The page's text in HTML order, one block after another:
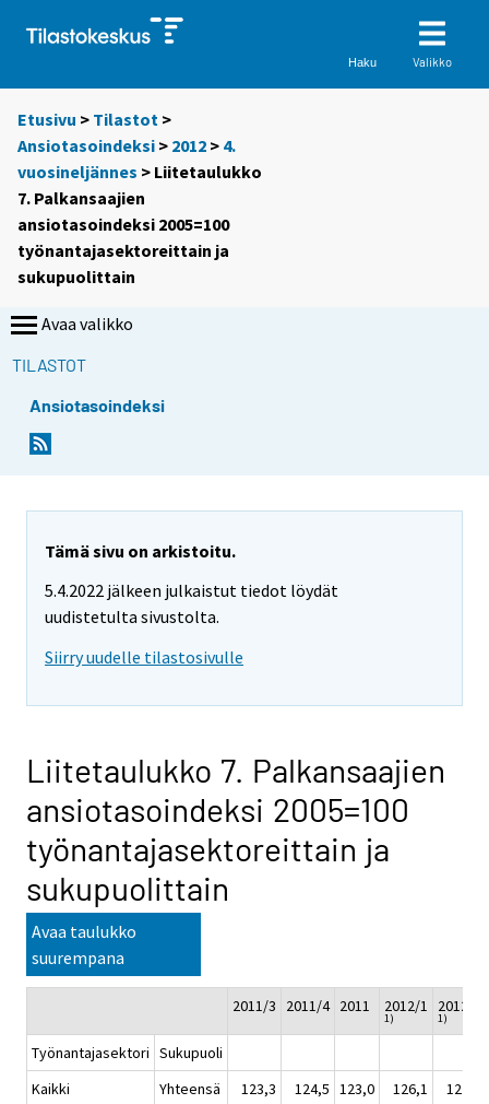
Haku Valikko
Etusivu > Tilastot >
Ansiotasoindeksi > 2012 > 4.
vuosineljännes > Liitetaulukko
7. Palkansaajien
ansiotasoindeksi 2005=100
työnantajasektoreittain ja
sukupuolittain
Avaa valikko
TILASTOT
Ansiotasoindeksi
Tämä sivu on arkistoitu.
5.4.2022 jälkeen julkaistut tiedot löydät
uudistetulta sivustolta.
Siirry uudelle tilastosivulle
Liitetaulukko 7. Palkansaajien
ansiotasoindeksi 2005=100
työnantajasektoreittain ja
sukupuolittain
Avaa taulukko
suurempana
2011/3 2011/4 2011 2012/1
1)
2012/2
1)
Työnantajasektori Sukupuoli
Kaikki
Yhteensä 123,3 124,5 123,0 126,1
127,3